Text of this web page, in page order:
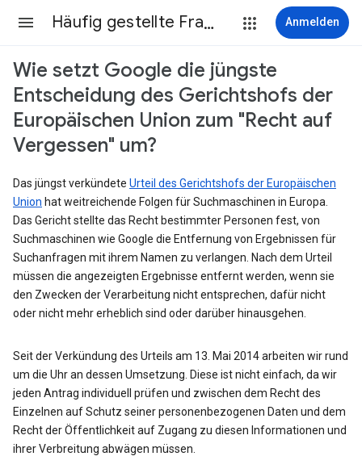
Häufig gestellte Fragen Anmelden
Wie setzt Google die jüngste
Entscheidung des Gerichtshofs der
Europäischen Union zum "Recht auf
Vergessen" um?
Das jüngst verkündete Urteil des Gerichtshofs der Europäischen
Union hat weitreichende Folgen für Suchmaschinen in Europa.
Das Gericht stellte das Recht bestimmter Personen fest, von
Suchmaschinen wie Google die Entfernung von Ergebnissen für
Suchanfragen mit ihrem Namen zu verlangen. Nach dem Urteil
müssen die angezeigten Ergebnisse entfernt werden, wenn sie
den Zwecken der Verarbeitung nicht entsprechen, dafür nicht
oder nicht mehr erheblich sind oder darüber hinausgehen.
Seit der Verkündung des Urteils am 13. Mai 2014 arbeiten wir rund
um die Uhr an dessen Umsetzung. Diese ist nicht einfach, da wir
jeden Antrag individuell prüfen und zwischen dem Recht des
Einzelnen auf Schutz seiner personenbezogenen Daten und dem
Recht der Öffentlichkeit auf Zugang zu diesen Informationen und
ihrer Verbreitung abwägen müssen.